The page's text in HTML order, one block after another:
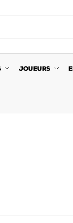
JOUEURS